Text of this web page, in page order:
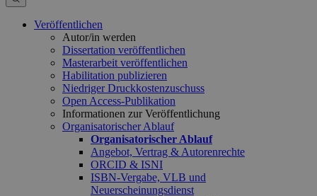
Veröffentlichen
Autor/in werden
Dissertation veröffentlichen
Masterarbeit veröffentlichen
Habilitation publizieren
Niedriger Druckkostenzuschuss
Open Access-Publikation
Informationen zur Veröffentlichung
Organisatorischer Ablauf
Organisatorischer Ablauf
Angebot, Vertrag & Autorenrechte
ORCID & ISNI
ISBN-Vergabe, VLB und
Neuerscheinungsdienst